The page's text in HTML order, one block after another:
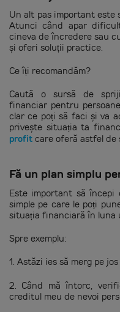
Un alt pas important este
Atunci când apar
cineva de încredere sau
și oferi soluții practice.
Ce îți recomandăm?
Caută o sursă de
financiar pentru
clar ce poți să faci și va
privește situația ta
profit care oferă astfel
Fă un plan simplu
Este important să
simple pe care le poți
situația financiară în luna
Spre exemplu:
1. Astăzi ies să merg pe
2. Când mă întorc,
creditul meu de nevoi